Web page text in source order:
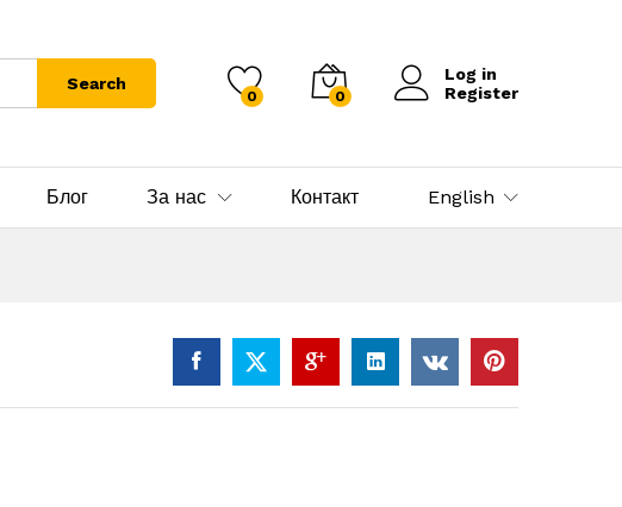
Search
0 0
Log in
Register
Блог За нас Контакт English